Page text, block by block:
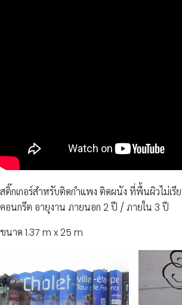
สติ๊กเกอร์สำหรับติดกำแพง ติดผนัง ที่พื้นผิวไม่เรี
คอนกรีต อายุงาน ภายนอก 2 ปี / ภายใน 3 ปี
ขนาด 1.37 m x 25 m